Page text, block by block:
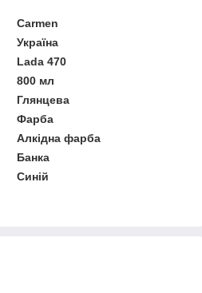
Carmen
Україна
Lada 470
800 мл
Глянцева
Фарба
Алкідна фарба
Банка
Синій